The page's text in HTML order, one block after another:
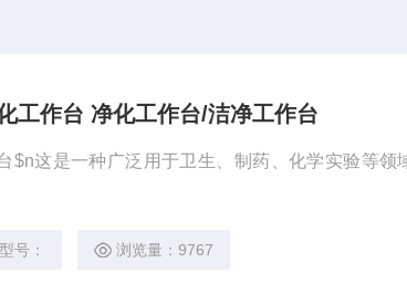
工作台 净化工作台/洁净工作台
$n这是一种广泛用于卫生、制药、化学实验等领
号： 浏览量：9767